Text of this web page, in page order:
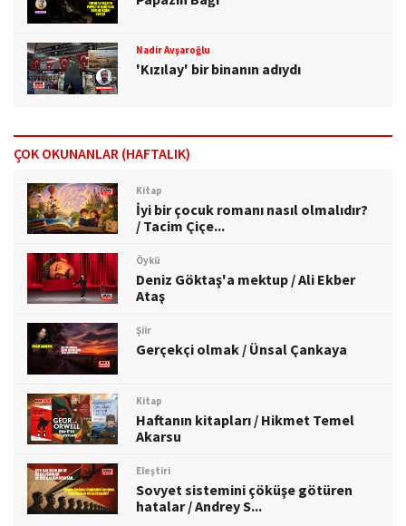
Nadir Avşaroğlu
'Kızılay' bir binanın adıydı
ÇOK OKUNANLAR (HAFTALIK)
Kitap
İyi bir çocuk romanı nasıl olmalıdır?
/ Tacim Çiçe...
Öykü
Deniz Göktaş'a mektup / Ali Ekber
Ataş
Şiir
Gerçekçi olmak / Ünsal Çankaya
Kitap
Haftanın kitapları / Hikmet Temel
Akarsu
Eleştiri
Sovyet sistemini çöküşe götüren
hatalar / Andrey S...